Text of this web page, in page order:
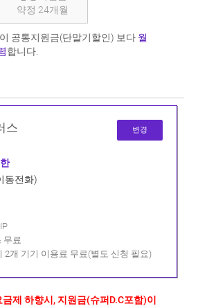
약정 24개월
공통지원금(단말기할인) 보다 월
합니다.
스 변경
동전화)
무료
2개 기기 이용료 무료(별도 신청 필요)
제 하향시, 지원금(슈퍼D.C포함)이